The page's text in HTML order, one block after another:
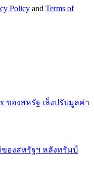
Policy and Terms of
ของสหรัฐ เล็งปรับมูลค่า
องสหรัฐฯ หลังทรัมป์